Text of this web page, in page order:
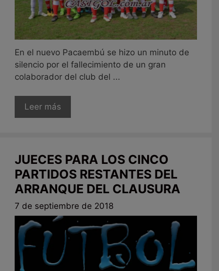
En el nuevo Pacaembú se hizo un minuto de
silencio por el fallecimiento de un gran
colaborador del club del ...
Leer más
JUECES PARA LOS CINCO
PARTIDOS RESTANTES DEL
ARRANQUE DEL CLAUSURA
7 de septiembre de 2018